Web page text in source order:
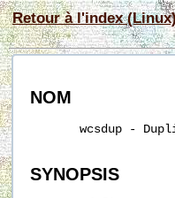
Retour à l'index
NOM
wcsdup -
SYNOPSIS